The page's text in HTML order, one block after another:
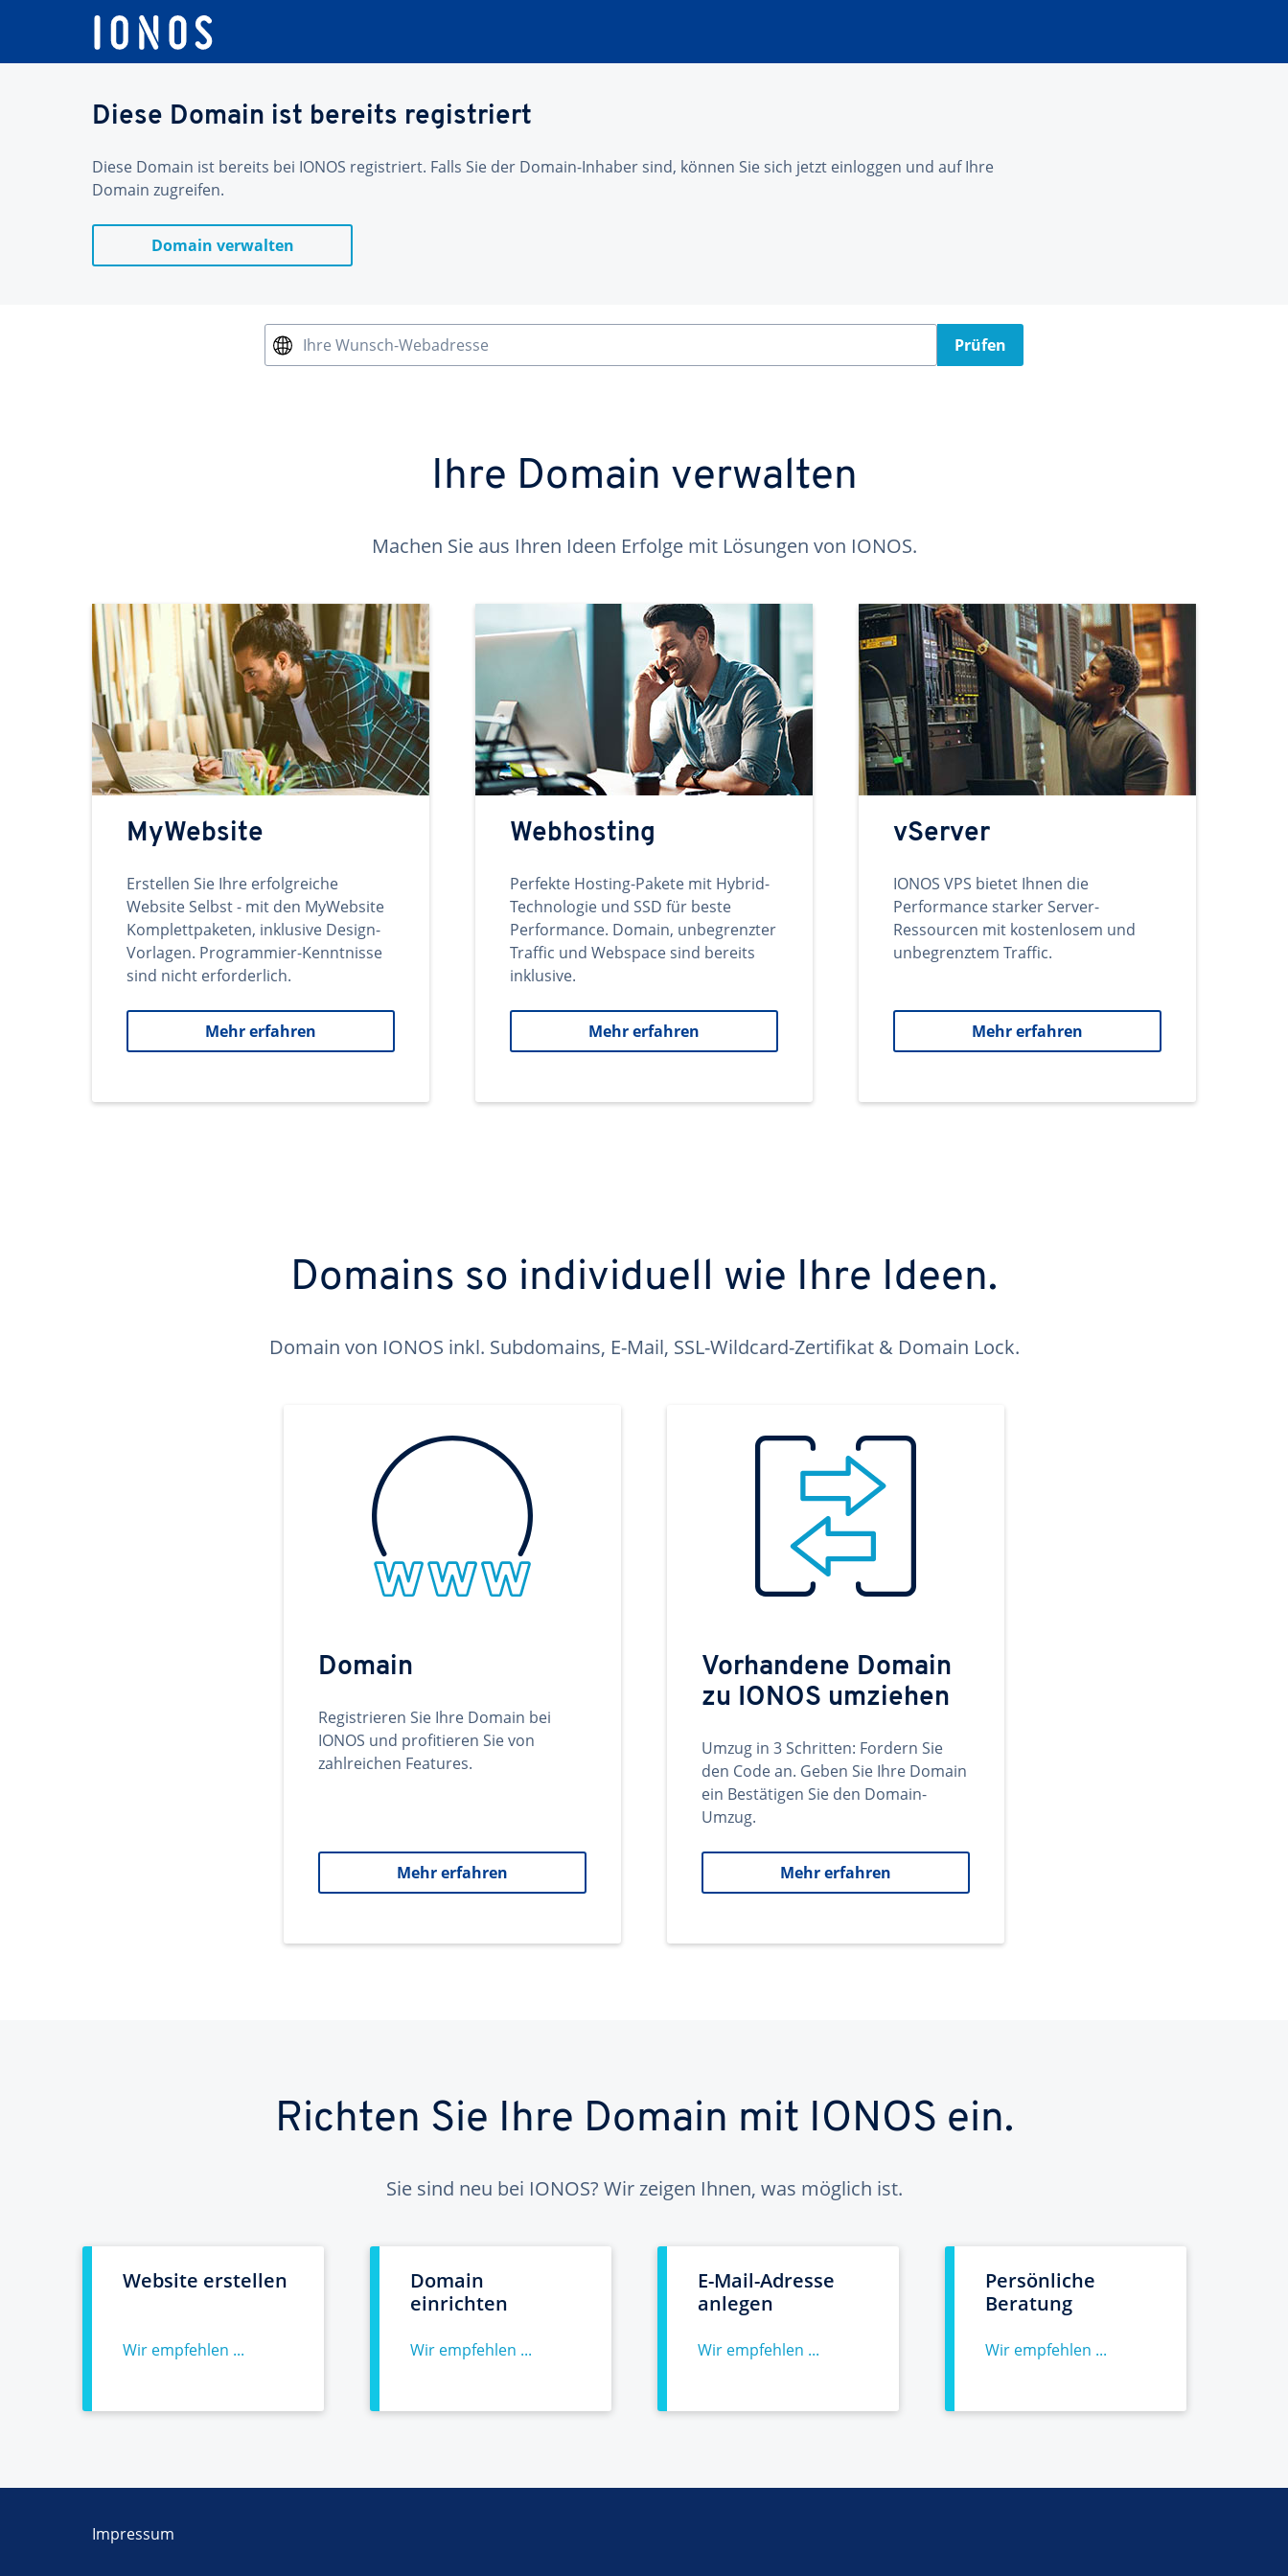
Diese Domain ist bereits registriert
Diese Domain ist bereits bei IONOS registriert. Falls Sie der Domain-Inhaber sind, können Sie sich jetzt einloggen und auf Ihre
Domain zugreifen.
Domain verwalten
Ihre Wunsch-Webadresse Prüfen
Ihre Domain verwalten
Machen Sie aus Ihren Ideen Erfolge mit Lösungen von IONOS.
MyWebsite
Erstellen Sie Ihre erfolgreiche
Website Selbst - mit den MyWebsite
Komplettpaketen, inklusive Design-
Vorlagen. Programmier-Kenntnisse
sind nicht erforderlich.
Mehr erfahren
Webhosting
Perfekte Hosting-Pakete mit Hybrid-
Technologie und SSD für beste
Performance. Domain, unbegrenzter
Traffic und Webspace sind bereits
inklusive.
Mehr erfahren
vServer
IONOS VPS bietet Ihnen die
Performance starker Server-
Ressourcen mit kostenlosem und
unbegrenztem Traffic.
Mehr erfahren
Domains so individuell wie Ihre Ideen.
Domain von IONOS inkl. Subdomains, E-Mail, SSL-Wildcard-Zertifikat & Domain Lock.
Domain
Registrieren Sie Ihre Domain bei
IONOS und profitieren Sie von
zahlreichen Features.
Mehr erfahren
Vorhandene Domain
zu IONOS umziehen
Umzug in 3 Schritten: Fordern Sie
den Code an. Geben Sie Ihre Domain
ein Bestätigen Sie den Domain-
Umzug.
Mehr erfahren
Richten Sie Ihre Domain mit IONOS ein.
Sie sind neu bei IONOS? Wir zeigen Ihnen, was möglich ist.
Website erstellen
Wir empfehlen ...
Domain
einrichten
Wir empfehlen ...
E-Mail-Adresse
anlegen
Wir empfehlen ...
Persönliche
Beratung
Wir empfehlen ...
Impressum